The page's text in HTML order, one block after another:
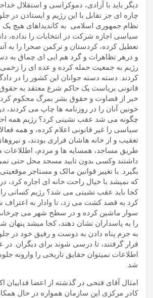
دیگر باید با آزادی، دموکراسی و استقلال
چاره ای جز تقابل با این رژیم و ایستادن در
نظام جمهوری اسلامی به کاندیداهای هیچ یک
سیاسی اجازه شرکت در انتخابات را نداده،
تعطیل کرده، کردستان و ترکمن صحرا را به
و درهر تظاهرات و گرد هم ایی ای چماق به
رژیم به جمعیت حمله کرده و عده ای را
کردند. دسته دسته جوانان این کشور را در
قانونی بریاست یک حاکم شرع معتقد به
خبر از قضاوت و حقوق بشر بمرگ محکوم
خونین آنان را در روزنامه ها چاپ می کردند،
چگونه می شد عقب نشینی کرد؟ رژیم همه
سیاسی را غیر قانونی اعلام کرده، و همه
تعقیب و از خانه هاشان فراری بودند، و
طریق مساجد، همسایه ها و مردم،
داشتند وکسی بدون تایید مسجد محل حتی
بگیرد. با تغییر قوانین مالک و مستاجر
که نمیشد با خیال راحت خانه ای اجاره کرد،
کجا باید عقب نشینی می شد؟ رژیم کسانی
کرد به قصد کشت می زد، تا وادار به اعتراف
سوار ماشین کرده و در سطح شهر می
را به پاسداران نشان دهند، کجا میشد پنهان
به جرم پناه دادن به دوست و رفیق خود در
قرار گرفتند، تا درسی شوند برای دیگران. در
اطلاعات نمیتوان حقایق تاریخی را وارونه
شد.
امثال آقای فتحی در گذشته از اعضا فداییان
کادر مرکزی این سازمان همواره در حال